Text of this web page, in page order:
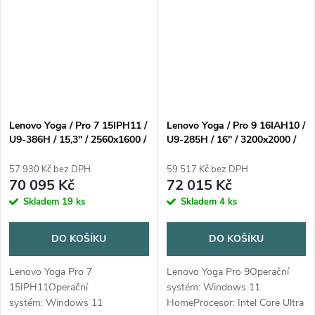
Lenovo Yoga / Pro 7 15IPH11 /
U9-386H / 15,3" / 2560x1600 /
5060 / W11P / Gray / 3R On-
Site
57 930 Kč bez DPH
70 095 Kč
Skladem 19 ks
DO KOŠÍKU
Lenovo Yoga Pro 7
15IPH11Operační
systém: Windows 11
Lenovo Yoga / Pro 9 16IAH10 /
U9-285H / 16" / 3200x2000 /
5060 / W11H / Gray / 3R On-
Site
59 517 Kč bez DPH
72 015 Kč
Skladem 4 ks
DO KOŠÍKU
Lenovo Yoga Pro 9Operační
systém: Windows 11
HomeProcesor: Intel Core Ultra